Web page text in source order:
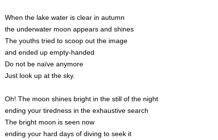
When the lake water is clear in autumn
the underwater moon appears and shines
The youths tried to scoop out the image
and ended up empty-handed
Do not be naïve anymore
Just look up at the sky.
Oh! The moon shines bright in the still of the night
ending your tiredness in the exhaustive search
The bright moon is seen now
ending your hard days of diving to seek it